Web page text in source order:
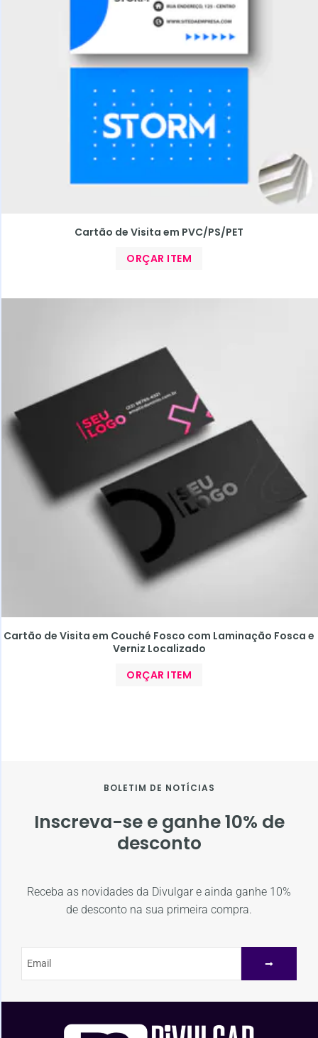
Cartão de Visita em PVC/PS/PET
ORÇAR ITEM
Cartão de Visita em Couché Fosco com Laminação Fosca e
Verniz Localizado
ORÇAR ITEM
BOLETIM DE NOTÍCIAS
Inscreva-se e ganhe 10% de
desconto
Receba as novidades da Divulgar e ainda ganhe 10%
de desconto na sua primeira compra.